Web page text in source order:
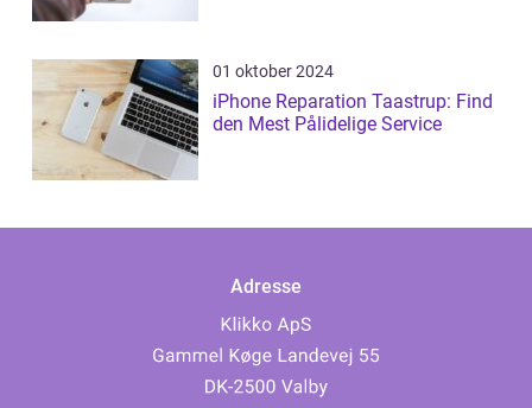
01 oktober 2024
iPhone Reparation Taastrup: Find
den Mest Pålidelige Service
Adresse